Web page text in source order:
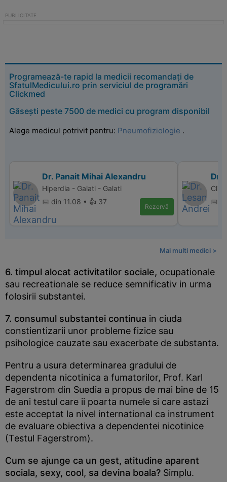
Programează-te rapid la medicii recomandați de
SfatulMedicului.ro prin serviciul de programări
Clickmed
Găsești peste 7500 de medici cu program disponibil
Alege medicul potrivit pentru: Pneumofiziologie .
Dr. Panait Mihai Alexandru
Hiperdia - Galati - Galati
📅 din 11.08 • 👍 37
Rezervă
Dr.
📅
Mai multi medici >
6. timpul alocat activitatilor sociale, ocupationale
sau recreationale se reduce semnificativ in urma
folosirii substantei.
7. consumul substantei continua in ciuda
constientizarii unor probleme fizice sau
psihologice cauzate sau exacerbate de substanta.
Pentru a usura determinarea gradului de
dependenta nicotinica a fumatorilor, Prof. Karl
Fagerstrom din Suedia a propus de mai bine de 15
de ani testul care ii poarta numele si care astazi
este acceptat la nivel international ca instrument
de evaluare obiectiva a dependentei nicotinice
(Testul Fagerstrom).
Cum se ajunge ca un gest, atitudine aparent
sociala, sexy, cool, sa devina boala? Simplu.